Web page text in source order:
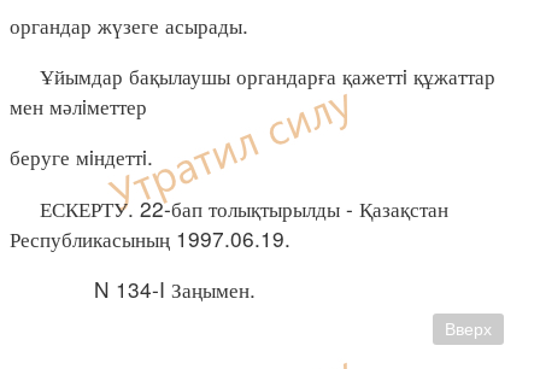
органдар жүзеге асырады.
Ұйымдар бақылаушы органдарға қажеттi құжаттар
мен мәлiметтер
беруге мiндеттi.
ЕСКЕРТУ. 22-бап толықтырылды - Қазақстан
Республикасының 1997.06.19.
N 134-I Заңымен.
Вверх